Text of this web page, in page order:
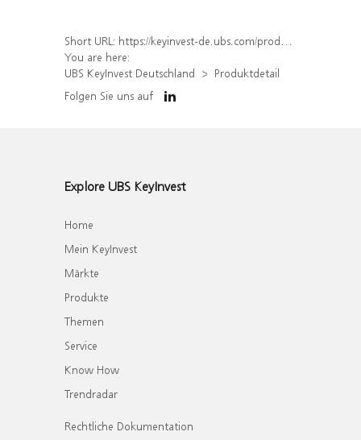
Short URL: https://keyinvest-de.ubs.com/produkt/detail/index/isin/DE000WA7GLA0
You are here:
UBS KeyInvest Deutschland
Produktdetail
Folgen Sie uns auf
Explore UBS KeyInvest
Home
Mein KeyInvest
Märkte
Produkte
Themen
Service
Know How
Trendradar
Rechtliche Dokumentation